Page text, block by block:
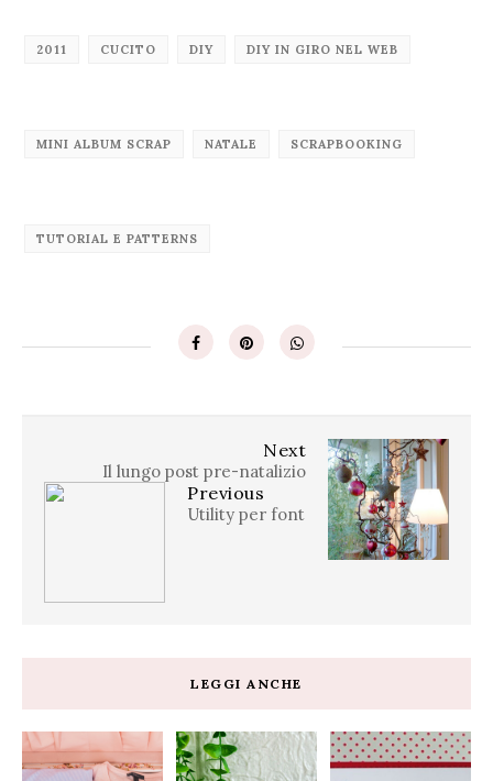
2011 CUCITO DIY DIY IN GIRO NEL WEB
MINI ALBUM SCRAP NATALE SCRAPBOOKING
TUTORIAL E PATTERNS
Next
Il lungo post pre-natalizio
Previous
Utility per font
LEGGI ANCHE